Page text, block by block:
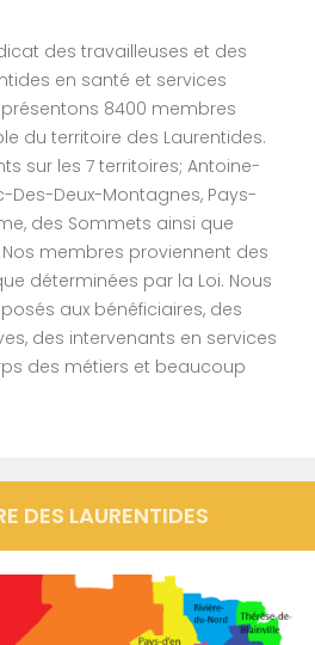
des travailleuses et des
en santé et services
8400 membres
du territoire des Laurentides.
sur les 7 territoires; Antoine-
Des-Deux-Montagnes, Pays-
des Sommets ainsi que
membres proviennent des
déterminées par la Loi. Nous
aux bénéficiaires, des
des intervenants en services
des métiers et beaucoup
DES LAURENTIDES